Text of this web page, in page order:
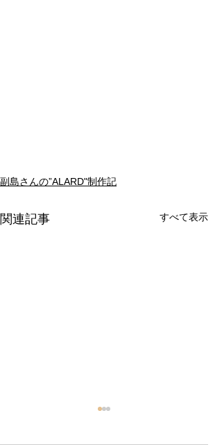
副島さんの”ALARD"制作記
関連記事 すべて表示